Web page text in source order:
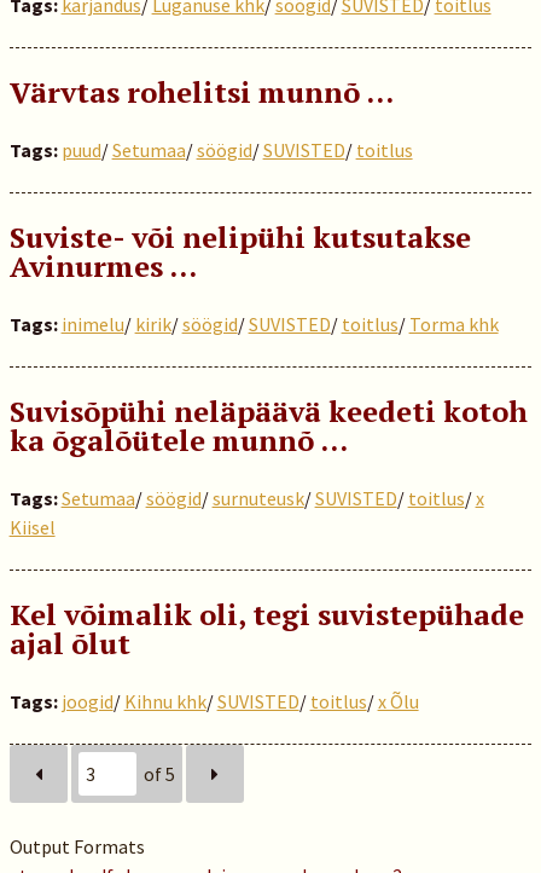
Tags: karjandus/ Lüganuse khk/söögid/SUVISTED/ toitlus
Värvtas rohelitsi munnõ …
Tags: puud/Setumaa/söögid/SUVISTED/ toitlus
Suviste- või nelipühi kutsutakse
Avinurmes …
Tags: inimelu/ kirik/söögid/SUVISTED/ toitlus/ Torma khk
Suvisõpühi neläpäävä keedeti kotoh
ka õgalõütele munnõ …
Tags:Setumaa/söögid/surnuteusk/SUVISTED/ toitlus/x
Kiisel
Kel võimalik oli, tegi suvistepühade
ajal õlut
Tags: joogid/ Kihnu khk/SUVISTED/ toitlus/x Õlu
of 5
Output Formats